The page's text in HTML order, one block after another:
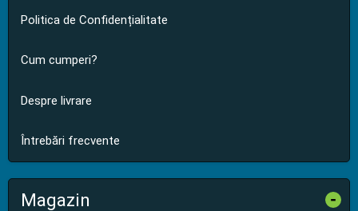
Politica de Confidențialitate
Cum cumperi?
Despre livrare
Întrebări frecvente
Magazin -